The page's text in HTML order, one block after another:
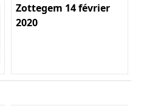
Zottegem 14 février
2020